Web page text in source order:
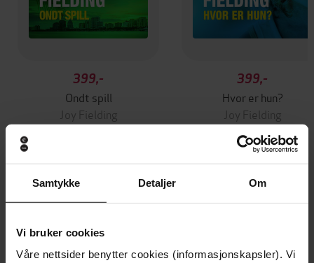
Samtykke Detaljer Om
Vi bruker cookies
Våre nettsider benytter cookies (informasjonskapsler). Vi
399,-
Ondt spill
Joy Fielding
399,-
Hvor er hun?
Joy Fielding
Andre har også kjøpt